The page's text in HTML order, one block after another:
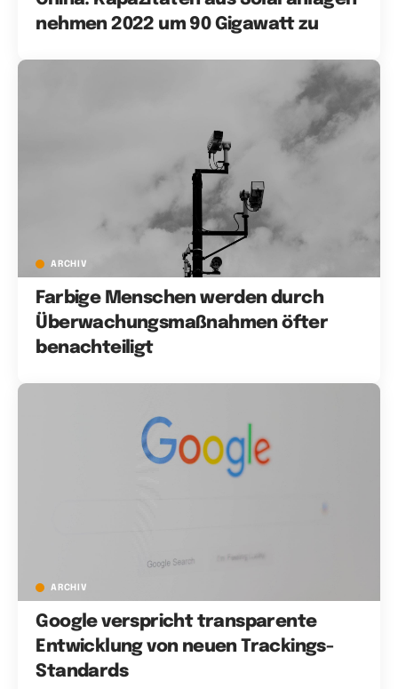
nehmen 2022 um 90 Gigawatt zu
ARCHIV
Farbige Menschen werden durch
Überwachungsmaßnahmen öfter
benachteiligt
ARCHIV
Google verspricht transparente
Entwicklung von neuen Trackings-
Standards